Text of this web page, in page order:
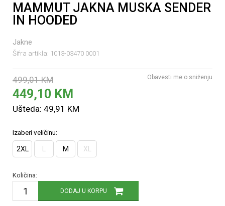
MAMMUT JAKNA MUSKA SENDER
IN HOODED
Jakne
Šifra artikla: 1013-03470 0001
499,01 KM
449,10 KM
Ušteda: 49,91 KM
Obavesti me o sniženju
Izaberi veličinu:
2XL M XL
Količina:
DODAJ U KORPU